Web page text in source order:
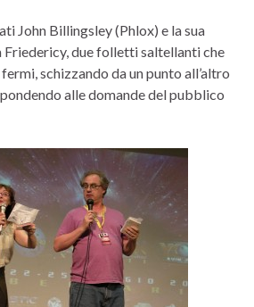
John Billingsley (Phlox) e la sua
due folletti saltellanti che
schizzando da un punto all’altro
alle domande del pubblico